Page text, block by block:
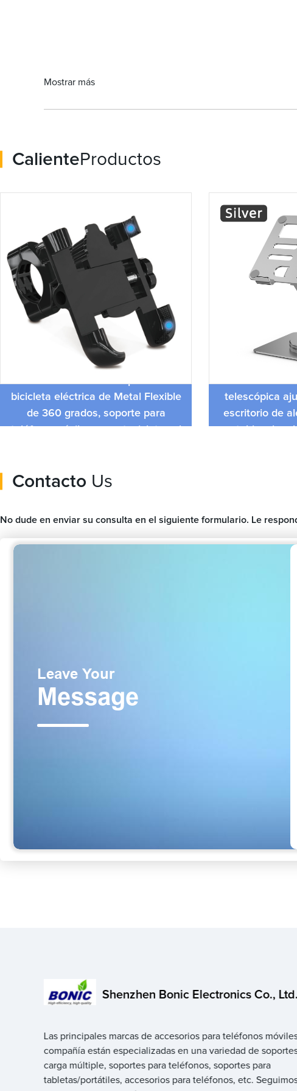
Mostrar más
CalienteProductos
Espejo de aleación de aluminio,
bicicleta eléctrica de Metal Flexible
de 360 ​​grados, soporte para
teléfono móvil para motocicletas al
Soporte de
telescópica
escritorio de
estable,
Contacto Us
No dude en enviar su consulta en el siguiente formulario. Le
Shenzhen Bonic Electronics Co., Ltd.
Las principales marcas de accesorios para teléfonos
compañía están especializadas en una variedad de
carga múltiple, soportes para teléfonos, soportes para
tabletas/portátiles, accesorios para teléfonos, etc.